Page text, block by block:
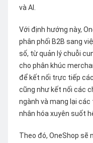
và AI.
Với định hướng này,
phân phối B2B sang
số, từ quản lý chuỗi
cho phân khúc
để kết nối trực tiếp
cũng như kết nối các
ngành và mang lại
nhân hóa xuyên suốt
Theo đó, OneShop sẽ